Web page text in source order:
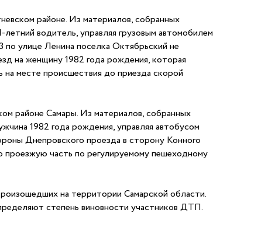
районе. Из материалов, собранных
водитель, управляя грузовым автомобилем
улице Ленина поселка Октябрьский не
на женщину 1982 года рождения, которая
месте происшествия до приезда скорой
районе Самары. Из материалов, собранных
1982 года рождения, управляя автобусом
Днепровского проезда в сторону Конного
часть по регулируемому пешеходному
на территории Самарской области.
степень виновности участников ДТП.